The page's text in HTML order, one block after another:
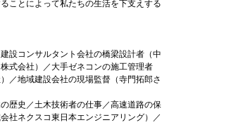
ことによって私たちの生活を下支えする
設コンサルタント会社の橋梁設計者（中
式会社）／大手ゼネコンの施工管理者
／地域建設会社の現場監督（寺門拓郎さ
歴史／土木技術者の仕事／高速道路の保
社ネクスコ東日本エンジニアリング）／